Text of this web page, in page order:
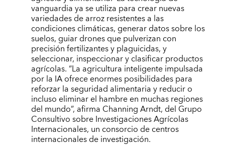
vanguardia ya se utiliza para crear nuevas
variedades de arroz resistentes a las
condiciones climáticas, generar datos sobre los
suelos, guiar drones que pulverizan con
precisión fertilizantes y plaguicidas, y
seleccionar, inspeccionar y clasificar productos
agrícolas. “La agricultura inteligente impulsada
por la IA ofrece enormes posibilidades para
reforzar la seguridad alimentaria y reducir o
incluso eliminar el hambre en muchas regiones
del mundo”, afirma Channing Arndt, del Grupo
Consultivo sobre Investigaciones Agrícolas
Internacionales, un consorcio de centros
internacionales de investigación.